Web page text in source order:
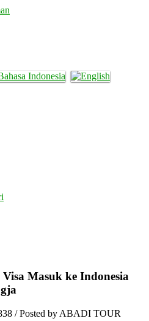
Masuk ke Indonesia
/ Posted by ABADI TOUR